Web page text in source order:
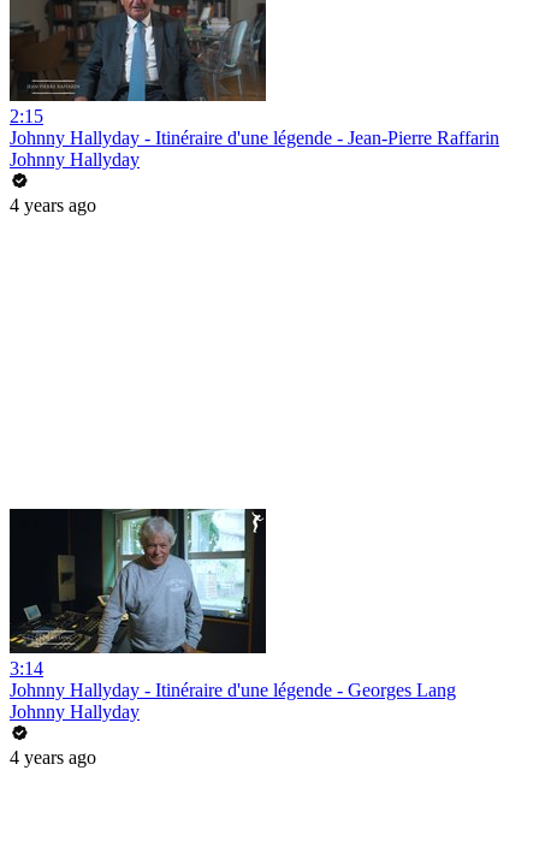
2:15
Johnny Hallyday - Itinéraire d'une légende - Jean-Pierre Raffarin
Johnny Hallyday
4 years ago
3:14
Johnny Hallyday - Itinéraire d'une légende - Georges Lang
Johnny Hallyday
4 years ago